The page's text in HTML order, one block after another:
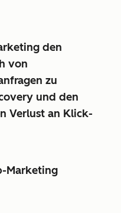
den
von
zu
und den
Verlust an Klick-
Marketing